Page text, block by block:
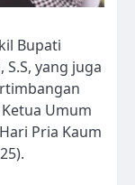
Bupati
yang juga
Umum
Pria Kaum